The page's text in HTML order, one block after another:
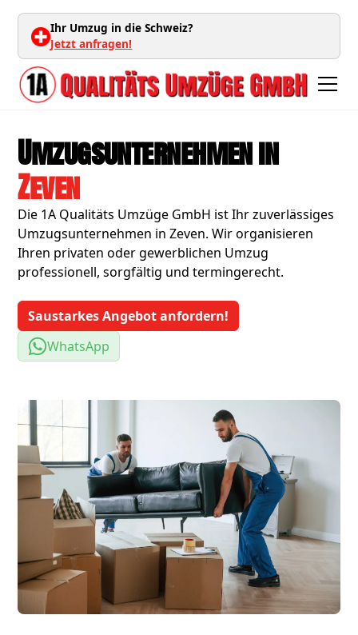
Ihr Umzug in die Schweiz?
Jetzt anfragen!
Umzugsunternehmen in
Zeven
Die 1A Qualitäts Umzüge GmbH ist Ihr zuverlässiges
Umzugsunternehmen in Zeven. Wir organisieren
Ihren privaten oder gewerblichen Umzug
professionell, sorgfältig und termingerecht.
Saustarkes Angebot anfordern!
WhatsApp